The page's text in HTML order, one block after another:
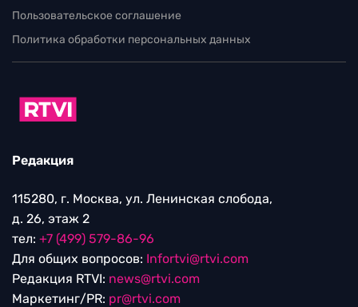
Пользовательское соглашение
Политика обработки персональных данных
Редакция
115280, г. Москва, ул. Ленинская слобода,
д. 26, этаж 2
тел: +7 (499) 579-86-96
Для общих вопросов: Infortvi@rtvi.com
Редакция RTVI: news@rtvi.com
Маркетинг/PR: pr@rtvi.com